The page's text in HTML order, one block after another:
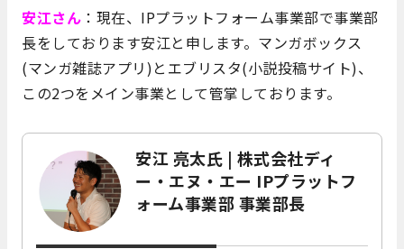
安江さん ：現在、IPプラットフォーム事業部で事業部
長をしております安江と申します。マンガボックス
(マンガ雑誌アプリ)とエブリスタ(小説投稿サイト)、
この2つをメイン事業として管掌しております。
安江 亮太氏 | 株式会社ディ
ー・エヌ・エー IPプラットフ
ォーム事業部 事業部長